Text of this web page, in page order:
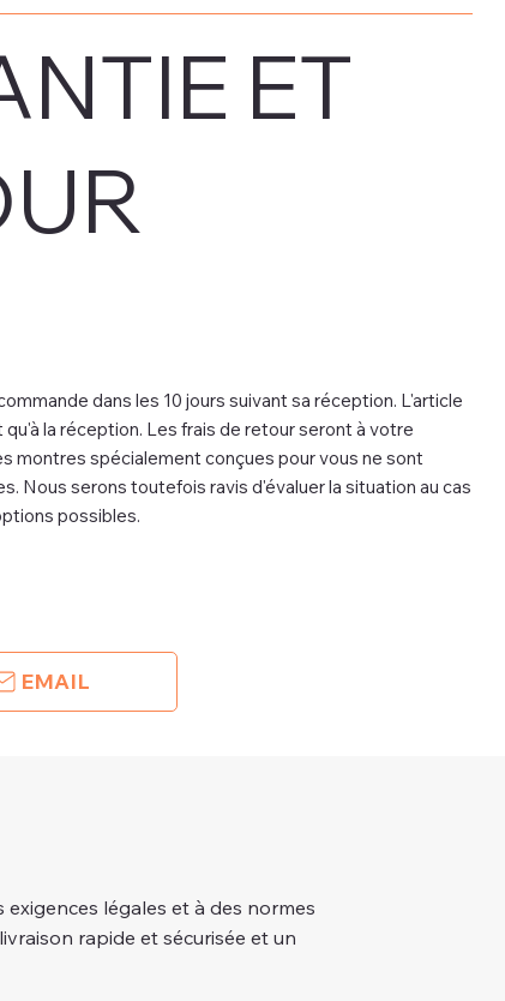
ET
dans les 10 jours suivant sa réception. L'article
la réception. Les frais de retour seront à votre
montres spécialement conçues pour vous ne sont
Nous serons toutefois ravis d'évaluer la situation au cas
possibles.
EMAIL
légales et à des normes
rapide et sécurisée et un